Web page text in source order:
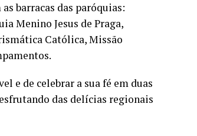
barracas das paróquias:
Menino Jesus de Praga,
Católica, Missão
e de celebrar a sua fé em duas
das delícias regionais